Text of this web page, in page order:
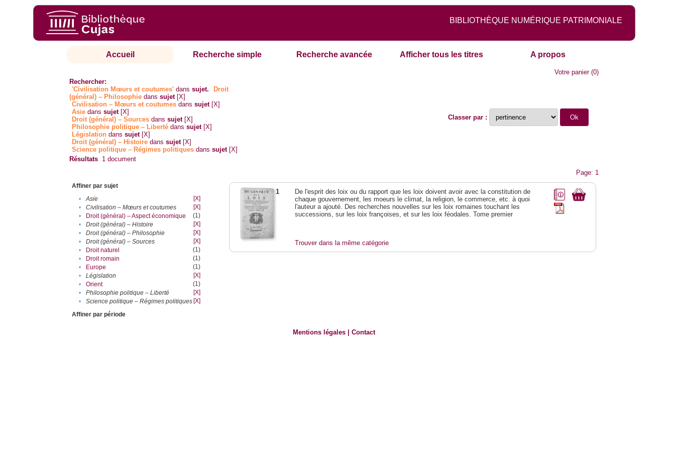
BIBLIOTHÈQUE NUMÉRIQUE PATRIMONIALE
Accueil Recherche simple Recherche avancée Afficher tous les titres A propos
Votre panier(0)
Rechercher:
'Civilisation Mœurs et coutumes' danssujet.
Droit
(général) – Philosophie danssujet [X]
Civilisation – Mœurs et coutumes danssujet [X]
Asie danssujet [X]
Droit (général) – Sources danssujet [X]
Philosophie politique – Liberté danssujet [X]
Législation danssujet [X]
Droit (général) – Histoire danssujet [X]
Science politique – Régimes politiques danssujet [X]
Classer par :
Résultats 1 document
Page: 1
Affiner par sujet
•
Asie
[X]
•
Civilisation – Mœurs et coutumes
[X]
•
Droit (général) – Aspect économique
(1)
•
Droit (général) – Histoire
[X]
•
Droit (général) – Philosophie
[X]
•
Droit (général) – Sources
[X]
•
Droit naturel
(1)
•
Droit romain
(1)
•
Europe
(1)
•
Législation
[X]
•
Orient
(1)
•
Philosophie politique – Liberté
[X]
•
Science politique – Régimes politiques [X]
Affiner par période
1
De l'esprit des loix ou du rapport que les loix doivent avoir avec la constitution de
chaque gouvernement, les moeurs le climat, la religion, le commerce, etc. à quoi
l'auteur a ajouté. Des recherches nouvelles sur les loix romaines touchant les
successions, sur les loix françoises, et sur les loix féodales. Tome premier
Trouver dans la même catégorie
Mentions légales |Contact